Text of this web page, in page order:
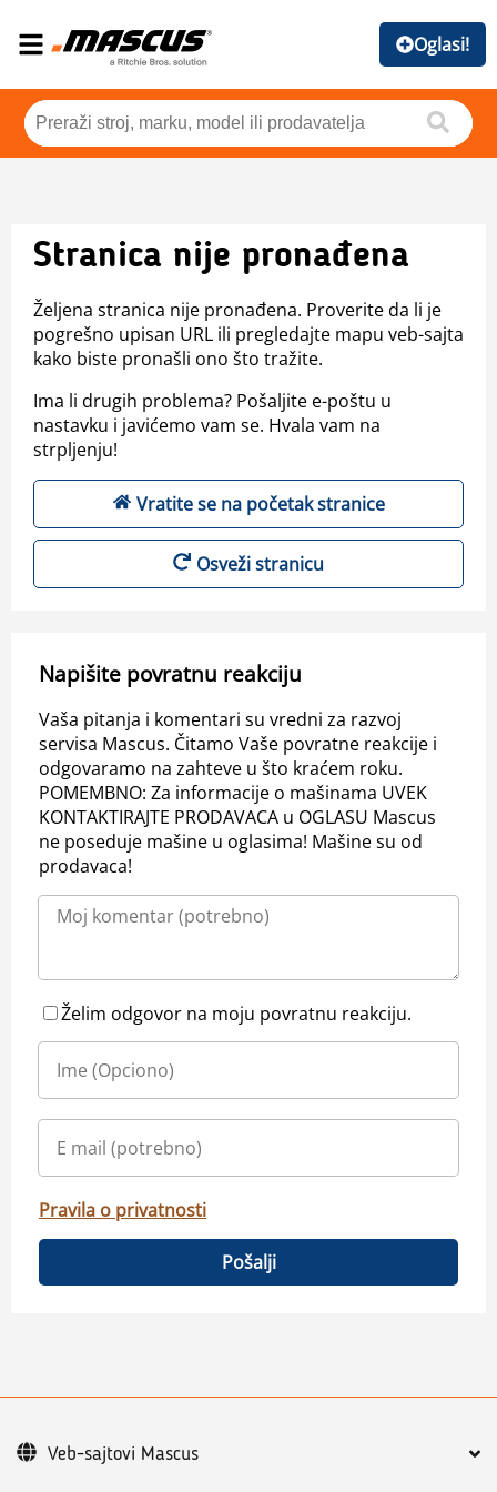
Oglasi!
Stranica nije pronađena
Željena stranica nije pronađena. Proverite da li je
pogrešno upisan URL ili pregledajte mapu veb-sajta
kako biste pronašli ono što tražite.
Ima li drugih problema? Pošaljite e-poštu u
nastavku i javićemo vam se. Hvala vam na
strpljenju!
Vratite se na početak stranice
Osveži stranicu
Napišite povratnu reakciju
Vaša pitanja i komentari su vredni za razvoj
servisa Mascus. Čitamo Vaše povratne reakcije i
odgovaramo na zahteve u što kraćem roku.
POMEMBNO: Za informacije o mašinama UVEK
KONTAKTIRAJTE PRODAVACA u OGLASU Mascus
ne poseduje mašine u oglasima! Mašine su od
prodavaca!
Želim odgovor na moju povratnu reakciju.
Pravila o privatnosti
Pošalji
Veb-sajtovi Mascus